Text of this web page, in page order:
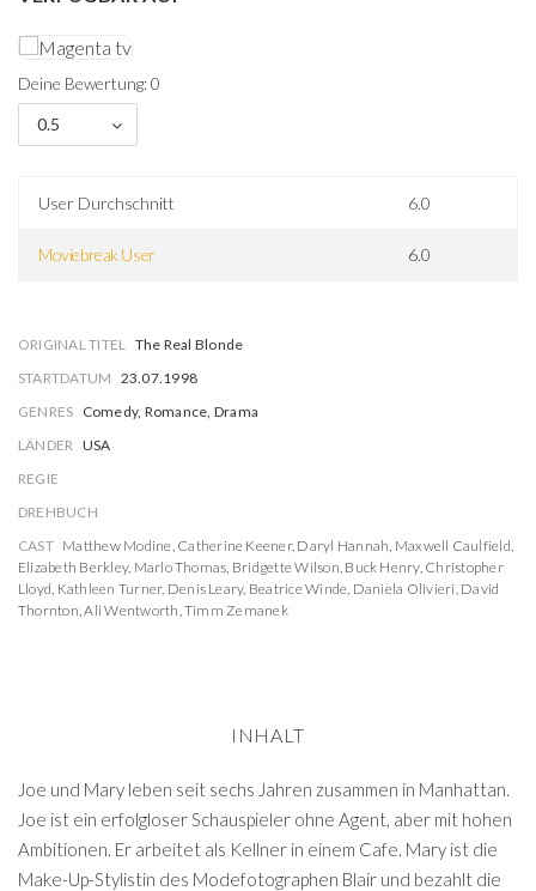
Deine Bewertung: 0
0.5
User Durchschnitt 6.0
Moviebreak User 6.0
ORIGINAL TITEL The Real Blonde
STARTDATUM 23.07.1998
GENRES Comedy, Romance, Drama
LÄNDER USA
REGIE
DREHBUCH
CAST Matthew Modine, Catherine Keener, Daryl Hannah, Maxwell Caulfield,
Elizabeth Berkley, Marlo Thomas, Bridgette Wilson, Buck Henry, Christopher
Lloyd, Kathleen Turner, Denis Leary, Beatrice Winde, Daniela Olivieri, David
Thornton,Ali Wentworth,Timm Zemanek
INHALT
Joe und Mary leben seit sechs Jahren zusammen in Manhattan.
Joe ist ein erfolgloser Schauspieler ohne Agent, aber mit hohen
Ambitionen. Er arbeitet als Kellner in einem Cafe. Mary ist die
Make-Up-Stylistin des Modefotographen Blair und bezahlt die